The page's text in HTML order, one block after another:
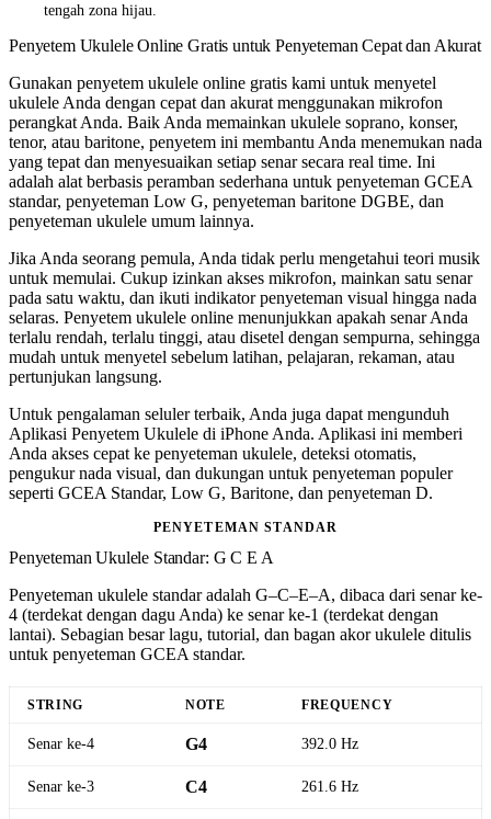
tengah zona hijau.
Penyetem Ukulele Online Gratis untuk Penyeteman Cepat dan Akurat
Gunakan penyetem ukulele online gratis kami untuk menyetel
ukulele Anda dengan cepat dan akurat menggunakan mikrofon
perangkat Anda. Baik Anda memainkan ukulele soprano, konser,
tenor, atau baritone, penyetem ini membantu Anda menemukan nada
yang tepat dan menyesuaikan setiap senar secara real time. Ini
adalah alat berbasis peramban sederhana untuk penyeteman GCEA
standar, penyeteman Low G, penyeteman baritone DGBE, dan
penyeteman ukulele umum lainnya.
Jika Anda seorang pemula, Anda tidak perlu mengetahui teori musik
untuk memulai. Cukup izinkan akses mikrofon, mainkan satu senar
pada satu waktu, dan ikuti indikator penyeteman visual hingga nada
selaras. Penyetem ukulele online menunjukkan apakah senar Anda
terlalu rendah, terlalu tinggi, atau disetel dengan sempurna, sehingga
mudah untuk menyetel sebelum latihan, pelajaran, rekaman, atau
pertunjukan langsung.
Untuk pengalaman seluler terbaik, Anda juga dapat mengunduh
Aplikasi Penyetem Ukulele di iPhone Anda. Aplikasi ini memberi
Anda akses cepat ke penyeteman ukulele, deteksi otomatis,
pengukur nada visual, dan dukungan untuk penyeteman populer
seperti GCEA Standar, Low G, Baritone, dan penyeteman D.
PENYETEMAN STANDAR
Penyeteman Ukulele Standar: G C E A
Penyeteman ukulele standar adalah G–C–E–A, dibaca dari senar ke-
4 (terdekat dengan dagu Anda) ke senar ke-1 (terdekat dengan
lantai). Sebagian besar lagu, tutorial, dan bagan akor ukulele ditulis
untuk penyeteman GCEA standar.
STRING NOTE FREQUENCY
Senar ke-4 G4 392.0 Hz
Senar ke-3 C4 261.6 Hz